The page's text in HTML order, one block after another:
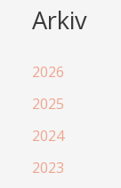
Arkiv
2026
2025
2024
2023